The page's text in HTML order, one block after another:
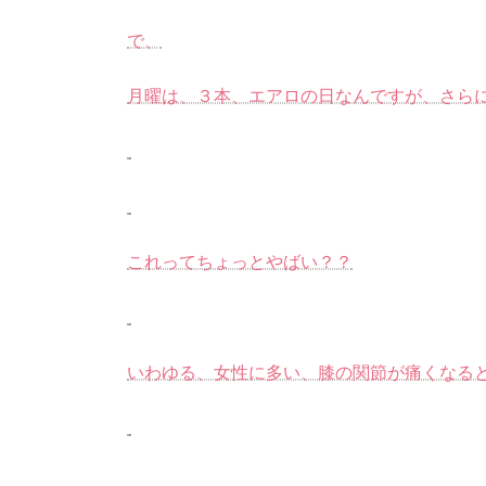
で、
月曜は、３本、エアロの日なんですが、さら
これってちょっとやばい？？
いわゆる、女性に多い、膝の関節が痛くなる